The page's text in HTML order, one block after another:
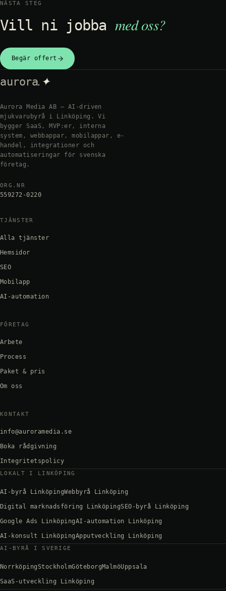
NÄSTA STEG
Vill ni jobba med oss?
Begär offert
aurora.✦
Aurora Media AB — AI-driven
mjukvarubyrå i Linköping. Vi
bygger SaaS, MVP:er, interna
system, webbappar, mobilappar, e-
handel, integrationer och
automatiseringar för svenska
företag.
ORG.NR
559272-0220
TJÄNSTER
Alla tjänster
Hemsidor
SEO
Mobilapp
AI-automation
FÖRETAG
Arbete
Process
Paket & pris
Om oss
KONTAKT
info@auroramedia.se
Boka rådgivning
Integritetspolicy
LOKALT I LINKÖPING
AI-byrå LinköpingWebbyrå Linköping
Digital marknadsföring LinköpingSEO-byrå Linköping
Google Ads LinköpingAI-automation Linköping
AI-konsult LinköpingApputveckling Linköping
AI-BYRÅ I SVERIGE
Norrköping StockholmGöteborgMalmöUppsala
SaaS-utveckling Linköping